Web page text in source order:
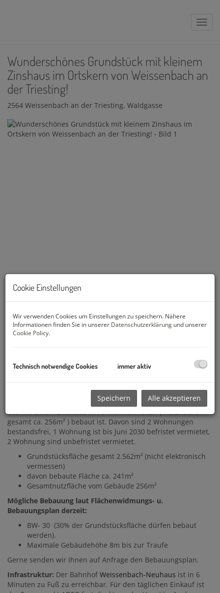
Wunderschönes Grundstück mit kleinem
Zinshaus im Ortskern von Weissenbach an
der Triesting!
2564 Weissenbach an der Triesting, Waldgasse
In ruhiger Lage, umgeben vom Wald und trotzdem im
Zentrum von Weissenbach an der Triesting. Zum Verkauf
gelangt ein wunderschönes ca. 2.562m² großes Grundstück
das mit einem Zinshaus mit 5 Wohneinheiten ( Nutzfläche
gesamt ca. 256m² ) bebaut ist. Davon sind 2 Wohnungen
bestandsfrei, 1 Wohnung ist bis Juni 2030 befristet vermietet,
2 Wohnung sind unbefristet vermietet.
Grundstücksfläche gesamt 2.562m² (nicht elektronisch
vermessen)
davon bebaute Fläche ca. 241m²
Gesamtnutzfläche vom Gebäude 256m²
Mögliche Bebauung laut Flächenwidmungs- u.
Bebauungsplan derzeit:
BW- 30 (30% der Grundstücksfläche dürfen bebaut
werden).
Maximale Gebäudehöhe 8m bis zur Traufe
Gerne senden wir Ihnen auf Anfrage den Bebauungsplan.
Infrastruktur: Der Bahnhof Weissenbach-Neuhaus ist in 6
Minuten zu Fuß zu erreichbar. Für den täglichen Einkauf ist
Cookie Einstellungen
Wir verwenden Cookies um Einstellungen zu speichern. Nähere
Informationen finden Sie in unserer Datenschutzerklärung und unserer
Cookie Policy.
Technisch notwendige Cookies immer aktiv
Speichern Alle akzeptieren